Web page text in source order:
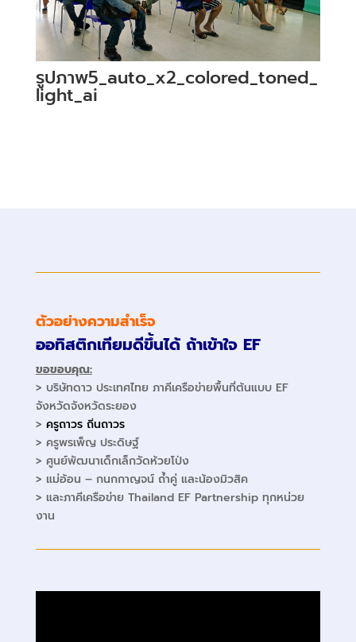
รูปภาพ5_auto_x2_colored_toned_
light_ai
ตัวอย่างความสำเร็จ
ออทิสติกเทียมดีขึ้นได้ ถ้าเข้าใจ EF
ขอขอบคุณ:
> บริษัทดาว ประเทศไทย ภาคีเครือข่ายพื้นที่ต้นแบบ EF
จังหวัดจังหวัดระยอง
> ครูถาวร ถิ่นถาวร
> ครูพรเพ็ญ ประดิษฐ์
> ศูนย์พัฒนาเด็กเล็กวัดห้วยโป่ง
> แม่อ้อน – กนกกาญจน์ ถ้ำคู่ และน้องมิวสิค
> และภาคีเครือข่าย Thailand EF Partnership ทุกหน่วย
งาน